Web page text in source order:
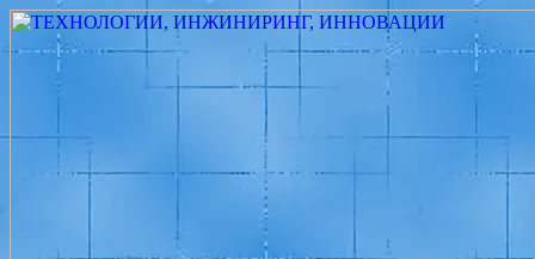
ТЕХНОЛОГИИ,
ИНЖИНИРИНГ,
ИННОВАЦИИ
Измеритель диаметра, измеритель
эксцентриситета, измеритель толщины,
машинное зрение, высоковольтный
испытатель ЗАСИ, проектирование,
изыскания, моделирование, технико-
экономическое обоснование,
исследования, разработка электроники